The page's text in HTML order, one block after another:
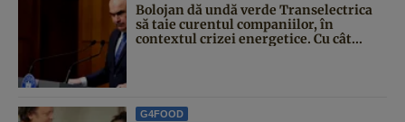
Bolojan dă undă verde Transelectrica
să taie curentul companiilor, în
contextul crizei energetice. Cu cât...
G4FOOD